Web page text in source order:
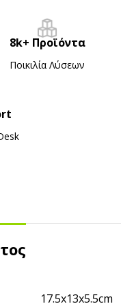
8k+ Προϊόντα
Ποικιλία Λύσεων
17.5x13x5.5cm